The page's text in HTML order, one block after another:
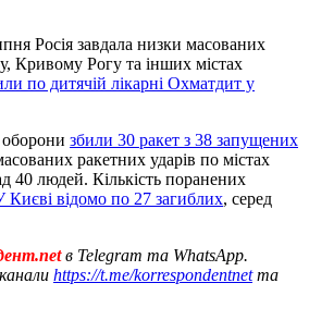
Росія завдала низки масованих
Кривому Рогу та інших містах
по дитячій лікарні Охматдит у
збили 30 ракет з 38 запущених
ракетних ударів по містах
40 людей. Кількість поранених
Києві відомо по 27 загиблих, серед
в Telegram та WhatsApp.
https://t.me/korrespondentnetта